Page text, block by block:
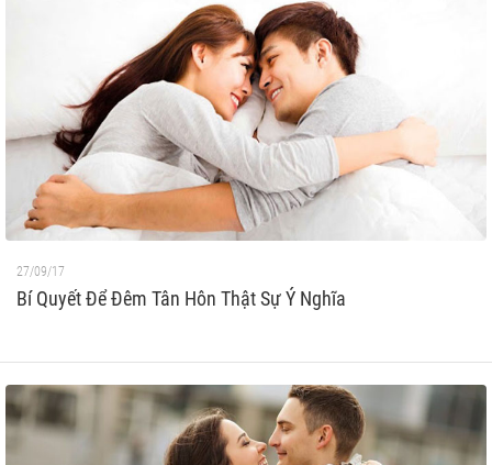
27/09/17
Bí Quyết Để Đêm Tân Hôn Thật Sự Ý Nghĩa